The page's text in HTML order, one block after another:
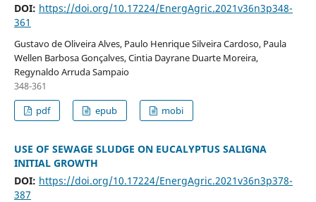
DOI: https://doi.org/10.17224/EnergAgric.2021v36n3p348-
361
Gustavo de Oliveira Alves, Paulo Henrique Silveira Cardoso, Paula
Wellen Barbosa Gonçalves, Cintia Dayrane Duarte Moreira,
Regynaldo Arruda Sampaio
348-361
pdf
epub mobi
USE OF SEWAGE SLUDGE ON EUCALYPTUS SALIGNA
INITIAL GROWTH
DOI: https://doi.org/10.17224/EnergAgric.2021v36n3p378-
387